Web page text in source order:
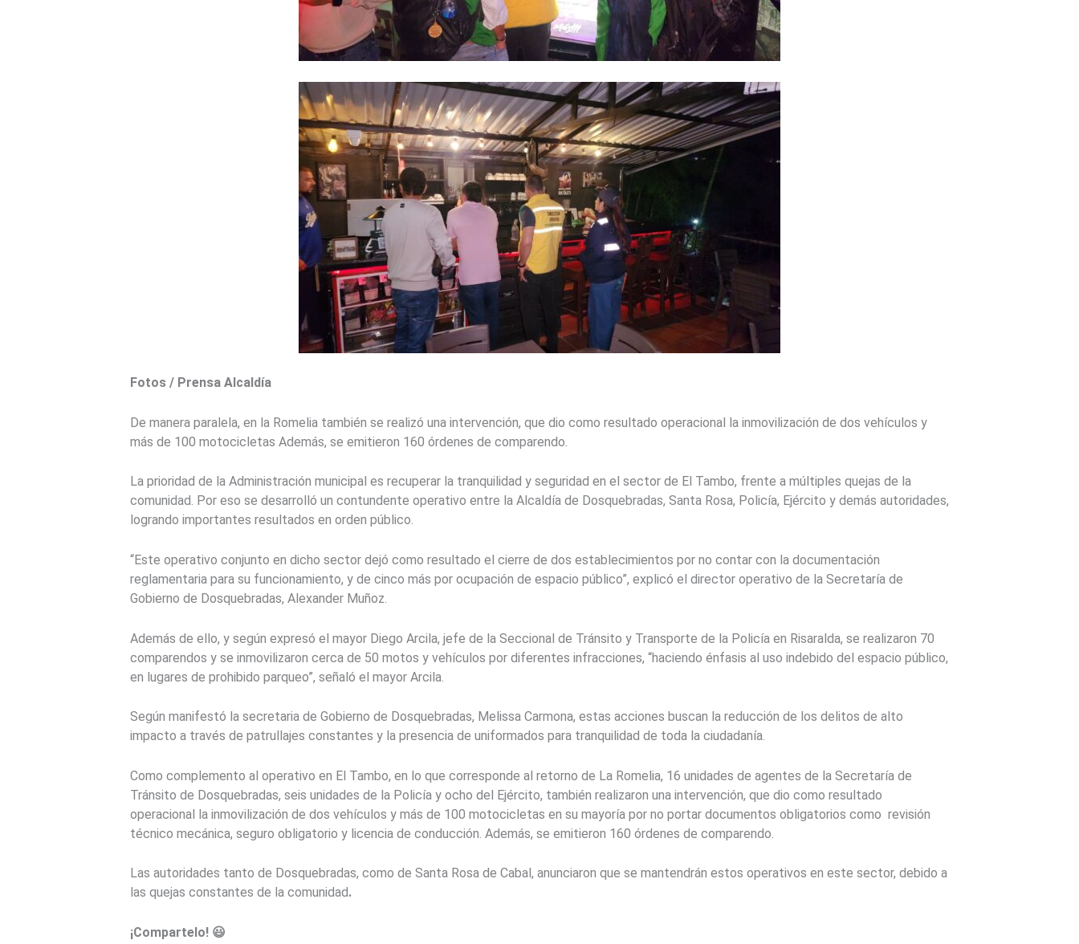
Fotos / Prensa Alcaldía
De manera paralela, en la Romelia también se realizó una intervención, que dio como resultado operacional la inmovilización de dos vehículos y
más de 100 motocicletas Además, se emitieron 160 órdenes de comparendo.
La prioridad de la Administración municipal es recuperar la tranquilidad y seguridad en el sector de El Tambo, frente a múltiples quejas de la
comunidad. Por eso se desarrolló un contundente operativo entre la Alcaldía de Dosquebradas, Santa Rosa, Policía, Ejército y demás autoridades,
logrando importantes resultados en orden público.
“Este operativo conjunto en dicho sector dejó como resultado el cierre de dos establecimientos por no contar con la documentación
reglamentaria para su funcionamiento, y de cinco más por ocupación de espacio público”, explicó el director operativo de la Secretaría de
Gobierno de Dosquebradas, Alexander Muñoz.
Además de ello, y según expresó el mayor Diego Arcila, jefe de la Seccional de Tránsito y Transporte de la Policía en Risaralda, se realizaron 70
comparendos y se inmovilizaron cerca de 50 motos y vehículos por diferentes infracciones, “haciendo énfasis al uso indebido del espacio público,
en lugares de prohibido parqueo”, señaló el mayor Arcila.
Según manifestó la secretaria de Gobierno de Dosquebradas, Melissa Carmona, estas acciones buscan la reducción de los delitos de alto
impacto a través de patrullajes constantes y la presencia de uniformados para tranquilidad de toda la ciudadanía.
Como complemento al operativo en El Tambo, en lo que corresponde al retorno de La Romelia, 16 unidades de agentes de la Secretaría de
Tránsito de Dosquebradas, seis unidades de la Policía y ocho del Ejército, también realizaron una intervención, que dio como resultado
operacional la inmovilización de dos vehículos y más de 100 motocicletas en su mayoría por no portar documentos obligatorios como revisión
técnico mecánica, seguro obligatorio y licencia de conducción. Además, se emitieron 160 órdenes de comparendo.
Las autoridades tanto de Dosquebradas, como de Santa Rosa de Cabal, anunciaron que se mantendrán estos operativos en este sector, debido a
las quejas constantes de la comunidad.
¡Compartelo! 😃